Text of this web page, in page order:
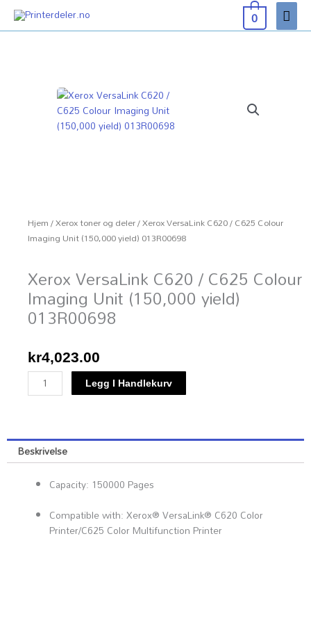
Hopp
rett
til
0
Hjem/Xerox toner og deler/ Xerox VersaLink C620 / C625 Colour
Imaging Unit (150,000 yield) 013R00698
Xerox VersaLink C620 / C625 Colour
Imaging Unit (150,000 yield)
013R00698
kr4,023.00
Xerox
VersaLink
C625
Colour
Imaging
Unit
yield)
013R00698
Legg I Handlekurv
Beskrivelse
Capacity: 150000 Pages
Compatible with: Xerox® VersaLink® C620 Color
Printer​/​C625 Color Multifunction Printer